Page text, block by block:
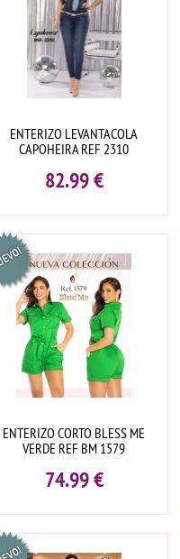
ENTERIZO LEVANTACOLA
CAPOHEIRA REF 2310
82.99€
ENTERIZO CORTO BLESS ME
VERDE REF BM 1579
74.99€